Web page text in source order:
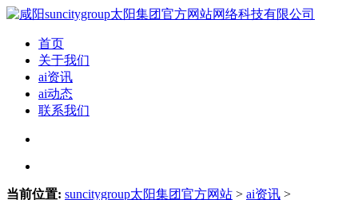
首页
关于我们
ai资讯
ai动态
联系我们
当前位置: suncitygroup太阳集团官方网站 > ai资讯 >